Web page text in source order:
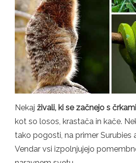
Nekaj živali, ki se začnejo s črkami
kot so losos, krastača in kače.
tako pogosti, na primer Surubies
Vendar vsi izpolnjujejo